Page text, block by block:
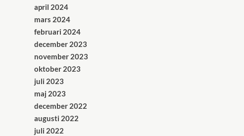
april 2024
mars 2024
februari 2024
december 2023
november 2023
oktober 2023
juli 2023
maj 2023
december 2022
augusti 2022
juli 2022